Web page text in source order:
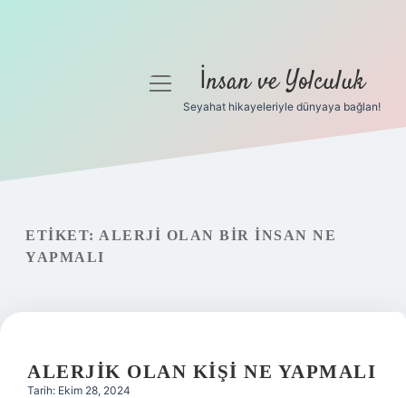
Gizlilik Politikası
Hakkımızda
menüyü İnsan ve Yolculuk
Seyahat hikayeleriyle dünyaya bağlan!
ETIKET: ALERJI OLAN BIR INSAN NE
YAPMALI
ALERJIK OLAN KIŞI NE YAPMALI
Tarih: Ekim 28, 2024